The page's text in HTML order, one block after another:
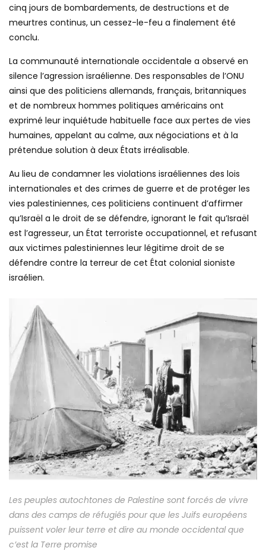
cinq jours de bombardements, de destructions et de
meurtres continus, un cessez-le-feu a finalement été
conclu.
La communauté internationale occidentale a observé en
silence l’agression israélienne. Des responsables de l’ONU
ainsi que des politiciens allemands, français, britanniques
et de nombreux hommes politiques américains ont
exprimé leur inquiétude habituelle face aux pertes de vies
humaines, appelant au calme, aux négociations et à la
prétendue solution à deux États irréalisable.
Au lieu de condamner les violations israéliennes des lois
internationales et des crimes de guerre et de protéger les
vies palestiniennes, ces politiciens continuent d’affirmer
qu’Israël a le droit de se défendre, ignorant le fait qu’Israël
est l’agresseur, un État terroriste occupationnel, et refusant
aux victimes palestiniennes leur légitime droit de se
défendre contre la terreur de cet État colonial sioniste
israélien.
Les peuples autochtones de Palestine sont forcés de vivre
dans des camps de réfugiés pour que les Juifs européens
puissent voler leur terre et dire au monde occidental que
c’est la Terre promise